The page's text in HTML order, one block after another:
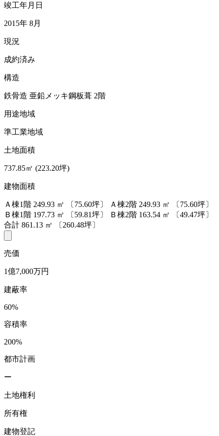
竣工年月日
2015年 8月
現況
成約済み
構造
鉄骨造 亜鉛メッキ鋼板葺 2階
用途地域
準工業地域
土地面積
737.85㎡ (223.20坪)
建物面積
Ａ棟1階 249.93 ㎡ 〔75.60坪〕 Ａ棟2階 249.93 ㎡
〔75.60坪〕
Ｂ棟1階 197.73 ㎡ 〔59.81坪〕 Ｂ棟2階 163.54 ㎡
〔49.47坪〕
合計 861.13 ㎡ 〔260.48坪〕
売価
1億7,000万円
建蔽率
60%
容積率
200%
都市計画
ー
土地権利
所有権
建物登記